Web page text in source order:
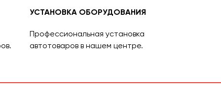
УСТАНОВКА ОБОРУДОВАНИЯ
Профессиональная установка
автотоваров в нашем центре.